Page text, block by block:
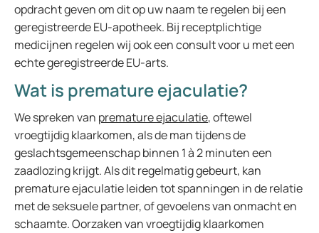
opdracht geven om dit op uw naam te regelen bij een
geregistreerde EU-apotheek. Bij receptplichtige
medicijnen regelen wij ook een consult voor u met een
echte geregistreerde EU-arts.
Wat is premature ejaculatie?
We spreken van premature ejaculatie, oftewel
vroegtijdig klaarkomen, als de man tijdens de
geslachtsgemeenschap binnen 1 à 2 minuten een
zaadlozing krijgt. Als dit regelmatig gebeurt, kan
premature ejaculatie leiden tot spanningen in de relatie
met de seksuele partner, of gevoelens van onmacht en
schaamte. Oorzaken van vroegtijdig klaarkomen